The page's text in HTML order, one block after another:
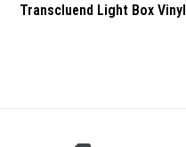
Transcluend Light Box Vinyl